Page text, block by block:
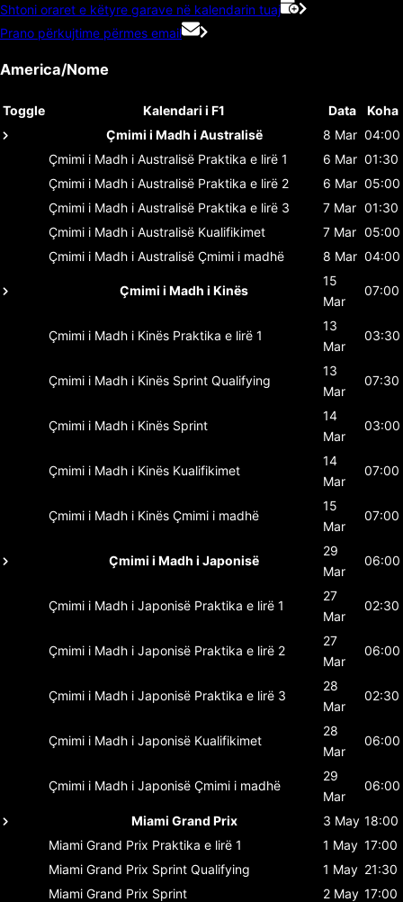
Shtoni oraret e këtyre garave në kalendarin tuaj
Prano përkujtime përmes email
America/Nome
Toggle Kalendari i F1 Data
Koha
Çmimi i Madh i Australisë
8 Mar 04:00
Çmimi i Madh i Australisë Praktika e lirë 1 6 Mar 01:30
Çmimi i Madh i Australisë Praktika e lirë 2 6 Mar 05:00
Çmimi i Madh i Australisë Praktika e lirë 3 7 Mar 01:30
Çmimi i Madh i Australisë Kualifikimet 7 Mar 05:00
Çmimi i Madh i Australisë Çmimi i madhë 8 Mar 04:00
Çmimi i Madh i Kinës
15
Mar
07:00
Çmimi i Madh i Kinës Praktika e lirë 1
13
Mar
03:30
Çmimi i Madh i Kinës Sprint Qualifying
13
Mar
07:30
Çmimi i Madh i Kinës Sprint
14
Mar
03:00
Çmimi i Madh i Kinës Kualifikimet
14
Mar
07:00
Çmimi i Madh i Kinës Çmimi i madhë
15
Mar
07:00
Çmimi i Madh i Japonisë
29
Mar
06:00
Çmimi i Madh i Japonisë Praktika e lirë 1
27
Mar
02:30
Çmimi i Madh i Japonisë Praktika e lirë 2
27
Mar
06:00
Çmimi i Madh i Japonisë Praktika e lirë 3
28
Mar
02:30
Çmimi i Madh i Japonisë Kualifikimet
28
Mar
06:00
Çmimi i Madh i Japonisë Çmimi i madhë
29
Mar
06:00
Miami Grand Prix 3 May 18:00
Miami Grand Prix Praktika e lirë 1 1 May 17:00
Miami Grand Prix Sprint Qualifying 1 May 21:30
Miami Grand Prix Sprint 2 May 17:00